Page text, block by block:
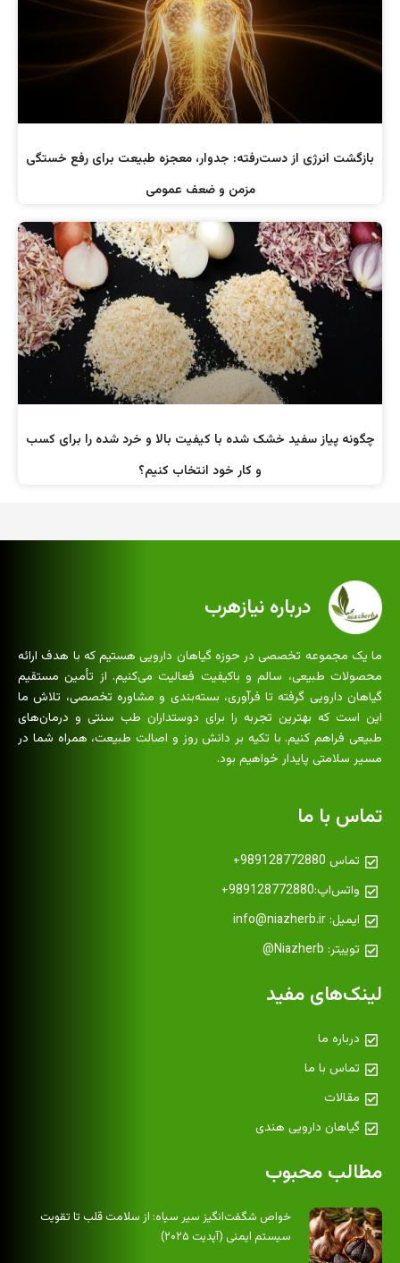
بازگشت انرژی از دست‌رفته: جدوار، معجزه طبیعت برای رفع خستگی
مزمن و ضعف عمومی
چگونه پیاز سفید خشک شده با کیفیت بالا و خرد شده را برای کسب
و کار خود انتخاب کنیم؟
درباره نیازهرب
ما یک مجموعه تخصصی در حوزه گیاهان دارویی هستیم که با هدف ارائه
محصولات طبیعی، سالم و باکیفیت فعالیت می‌کنیم. از تأمین مستقیم
گیاهان دارویی گرفته تا فرآوری، بسته‌بندی و مشاوره تخصصی، تلاش ما
این است که بهترین تجربه را برای دوستداران طب سنتی و درمان‌های
طبیعی فراهم کنیم. با تکیه بر دانش روز و اصالت طبیعت، همراه شما در
مسیر سلامتی پایدار خواهیم بود.
تماس با ما
تماس 989128772880+
واتس‌اپ:989128772880+
ایمیل: info@niazherb.ir
توییتر: Niazherb@
لینک‌های مفید
درباره ما
تماس با ما
مقالات
گیاهان دارویی هندی
مطالب محبوب
خواص شگفت‌انگیز سیر سیاه: از سلامت قلب تا تقویت
سیستم ایمنی (آپدیت ۲۰۲۵)